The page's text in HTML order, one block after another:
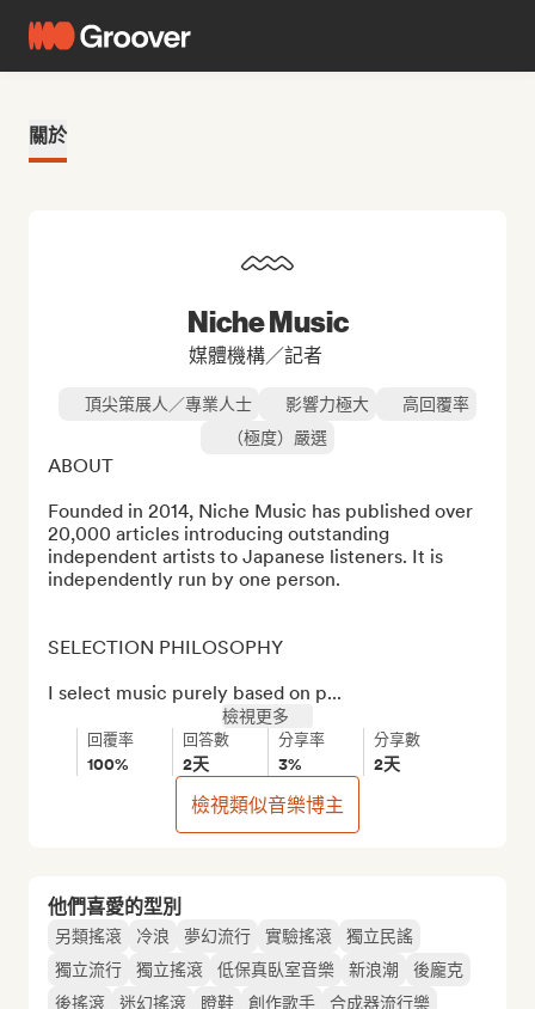
關於
他們喜愛的型別
另類搖滾 冷浪 夢幻流行 實驗搖滾
獨立民謠
獨立流行
獨立搖滾 低保真臥室音樂 新浪潮
後龐克
後搖滾
迷幻搖滾 瞪鞋 創作歌手 合成器流行樂
Niche Music
媒體機構／記者
頂尖策展人／專業人士 影響力極大
高回覆率
（極度）嚴選
ABOUT
Founded in 2014, Niche Music has published over
20,000 articles introducing outstanding
independent artists to Japanese listeners. It is
independently run by one person.
SELECTION PHILOSOPHY
I select music purely based on p...
檢視更多
回覆率
100%
回答數
2天
分享率
3%
分享數
2天
檢視類似音樂博主